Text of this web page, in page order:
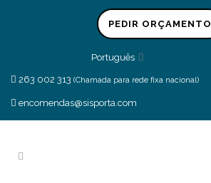
PEDIR ORÇAMENTO
Português
263 002 313 (Chamada para rede fixa nacional)
encomendas@sisporta.com